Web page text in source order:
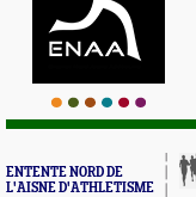
ENTENTE NORD DE
L'AISNE D'ATHLETISME